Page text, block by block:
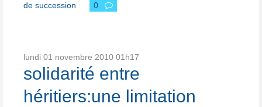
de succession
0
lundi 01 novembre 2010 01h17
solidarité entre
héritiers:une limitation